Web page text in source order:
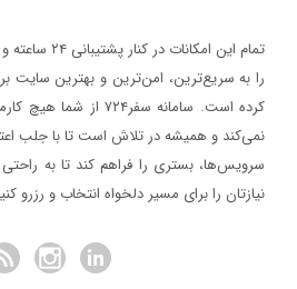
تمام این
را به سریع‌ترین، امن‌ترین و بهترین سایت
کرده است. سامانه
نمی‌کند و همیشه در تلاش است تا با جلب
سرویس‌ها، بستری را فراهم کند تا به
نیازتان را برای مسیر دلخواه انتخاب و رزرو
نحوه دریافت ارز مسافرتی از
خبر